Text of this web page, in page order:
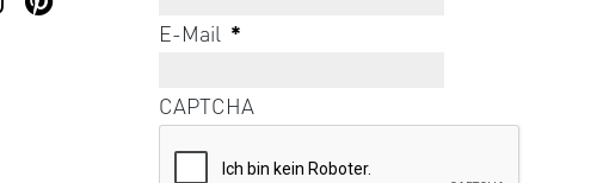
E-Mail *
CAPTCHA